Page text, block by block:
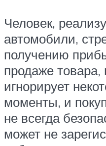
Человек,
автомобили,
получению
продаже товара,
игнорирует
моменты, и
не всегда
может не